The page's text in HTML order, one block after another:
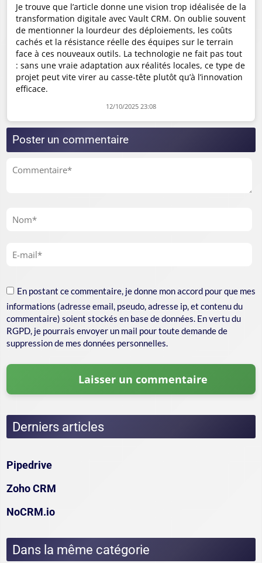
Je trouve que l’article donne une vision trop idéalisée de la
transformation digitale avec Vault CRM. On oublie souvent
de mentionner la lourdeur des déploiements, les coûts
cachés et la résistance réelle des équipes sur le terrain
face à ces nouveaux outils. La technologie ne fait pas tout
: sans une vraie adaptation aux réalités locales, ce type de
projet peut vite virer au casse-tête plutôt qu’à l’innovation
efficace.
12/10/2025 23:08
Poster un commentaire
En postant ce commentaire, je donne mon accord pour que mes
informations (adresse email, pseudo, adresse ip, et contenu du
commentaire) soient stockés en base de données. En vertu du
RGPD, je pourrais envoyer un mail pour toute demande de
suppression de mes données personnelles.
Derniers articles
Pipedrive
Zoho CRM
NoCRM.io
Dans la même catégorie